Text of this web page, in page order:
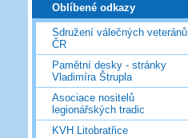
Oblíbené odkazy
Sdružení válečných veteránů
ČR
Pamětní desky - stránky
Vladimíra Štrupla
Asociace nositelů
legionářských tradic
KVH Litobratřice